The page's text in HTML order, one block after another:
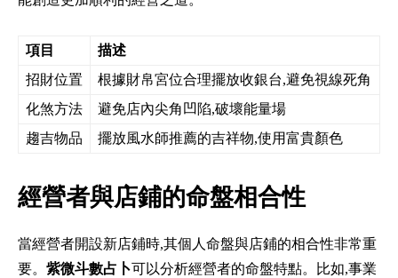
項目
描述
招財位置
根據財帛宮位合理擺放收銀台,避免視線死角
化煞方法
避免店內尖角凹陷,破壞能量場
趨吉物品
擺放風水師推薦的吉祥物,使用富貴顏色
經營者與店鋪的命盤相合性
當經營者開設新店鋪時,其個人命盤與店鋪的相合性非常重
要。 紫微斗數占卜可以分析經營者的命盤特點。比如,事業